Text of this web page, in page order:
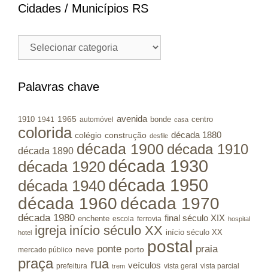
Cidades / Municípios RS
Cidades
Municípios
Palavras chave
1910 1941 1965 automóvel avenida bonde casa centro
colorida colégio construção desfile década 1880
década 1890 década 1900 década 1910
década 1920 década 1930
década 1940 década 1950
década 1960 década 1970
década 1980 enchente escola ferrovia final século XIX hospital
hotel igreja início século XX início século XX
mercado público neve ponte porto postal praia
praça prefeitura rua trem veículos vista geral vista parcial